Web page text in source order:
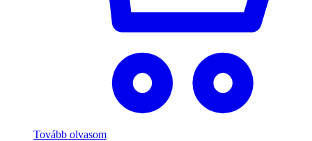
Tovább olvasom